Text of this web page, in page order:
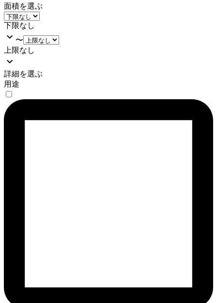
面積を選ぶ
下限なし
〜
上限なし
詳細を選ぶ
用途